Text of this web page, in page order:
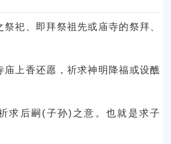
祀、即拜祭祖先或庙寺的祭拜、
庙上香还愿，祈求神明降福或设醮
求后嗣(子孙)之意。也就是求子